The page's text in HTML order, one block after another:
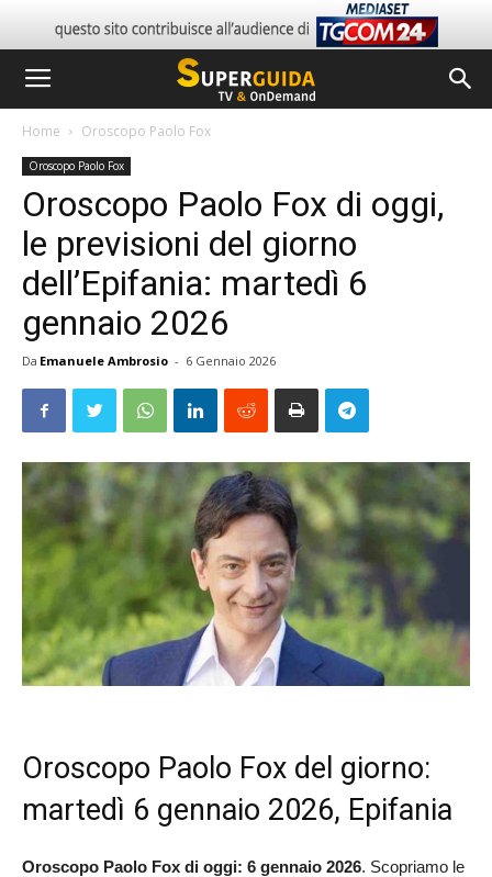
Home Oroscopo Paolo Fox
Oroscopo Paolo Fox
Oroscopo Paolo Fox di oggi,
le previsioni del giorno
dell’Epifania: martedì 6
gennaio 2026
Da Emanuele Ambrosio - 6 Gennaio 2026
Oroscopo Paolo Fox del giorno:
martedì 6 gennaio 2026, Epifania
Oroscopo Paolo Fox di oggi: 6 gennaio 2026. Scopriamo le